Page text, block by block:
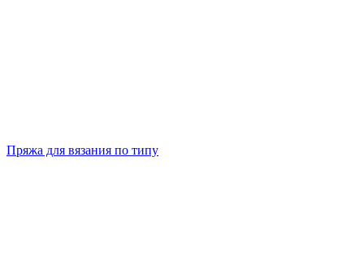
Пряжа для вязания по типу